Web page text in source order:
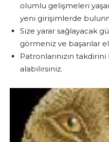
olumlu gelişmeleri
yeni girişimlerde
Size yarar sağlayacak
görmeniz ve başarılar
Patronlarınızın
alabilirsiniz.